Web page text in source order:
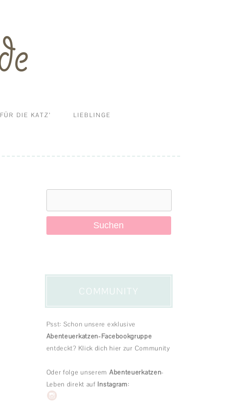
FÜR DIE KATZ’
DIY
PFLEGE & REINIGUNG
LIEBLINGE
Suchen
COMMUNITY
Psst: Schon unsere exklusive
Abenteuerkatzen-Facebookgruppe
entdeckt? Klick dich hier zur Community
Oder folge unserem Abenteuerkatzen-
Leben direkt auf Instagram: